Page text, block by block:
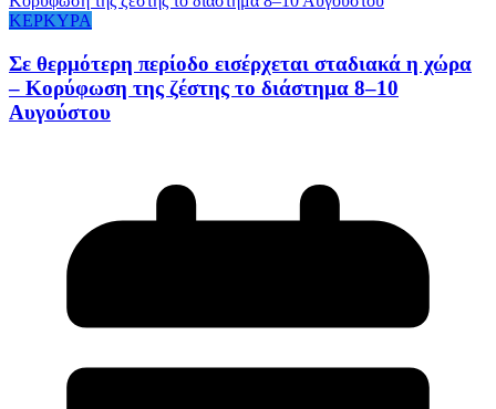
ΚΕΡΚΥΡΑ
Σε θερμότερη περίοδο εισέρχεται σταδιακά η χώρα
– Κορύφωση της ζέστης το διάστημα 8–10
Αυγούστου